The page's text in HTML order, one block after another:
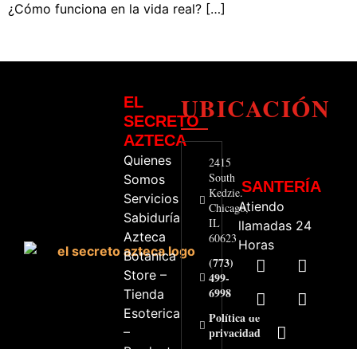
¿Cómo funciona en la vida real? […]
EL
SECRETO
AZTECA
Quienes
Somos
Servicios
Sabiduría
Azteca
Botanica
Store –
Tienda
Esoterica
–
UBICACIÓN
2415
South
Kedzie.
Chicago,
IL
60623
(773)
499-
6998
Política de
privacidad
SANTERÍA
Atiendo
llamadas 24
Horas